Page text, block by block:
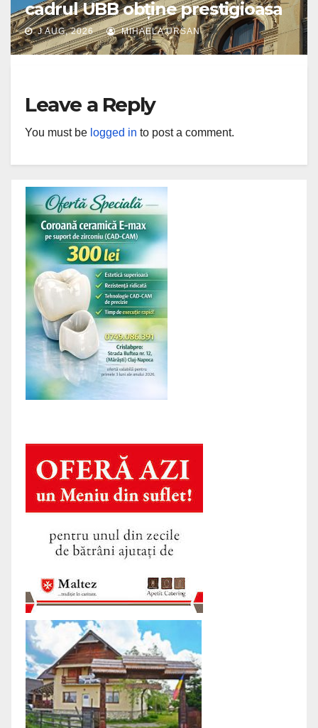
cadrul UBB obține prestigioasa
acreditare internațională
AACSB
J AUG, 2026 MIHAELA URSAN
Leave a Reply
You must be logged in to post a comment.